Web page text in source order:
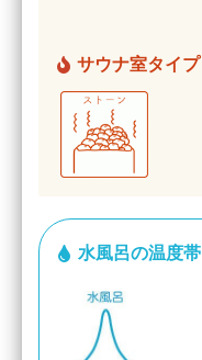
サウナ室タイプ
水風呂の温度帯